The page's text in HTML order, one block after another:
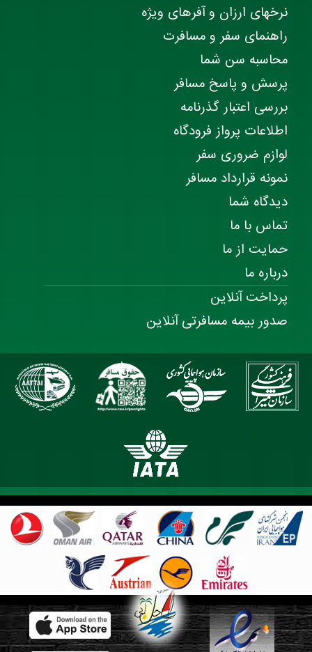
نرخهای ارزان و آفرهای ویژه
راهنمای سفر و مسافرت
محاسبه سن شما
پرسش و پاسخ مسافر
بررسی اعتبار گذرنامه
اطلاعات پرواز فرودگاه
لوازم ضروری سفر
نمونه قرارداد مسافر
دیدگاه شما
تماس با ما
حمایت از ما
درباره ما
پرداخت آنلاین
صدور بیمه مسافرتی آنلاین